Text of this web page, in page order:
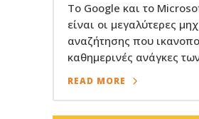
Το Google και το
είναι οι μεγαλύτερες
αναζήτησης που
καθημερινές ανάγκες
READ MORE